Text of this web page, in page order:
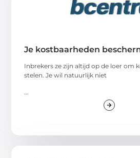
Je kostbaarheden
Inbrekers ze zijn altijd op de loer om
stelen. Je wil natuurlijk niet